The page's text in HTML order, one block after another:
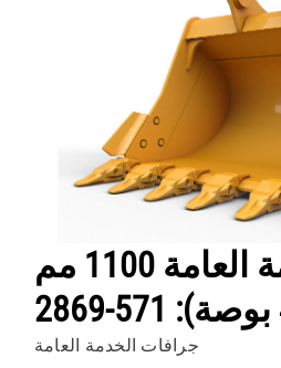
جرافة الخدمة العامة 1100 مم
جرافات الخدمة العامة